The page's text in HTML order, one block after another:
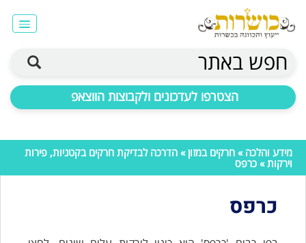
חפש באתר
הצטרפו לעדכונים ולקבוצות הווצאפ
מידע והלכה » חרקים במזון» הדרכה לבדיקת חרקים בקטניות, פירות
וירקות» כרפס
כרפס